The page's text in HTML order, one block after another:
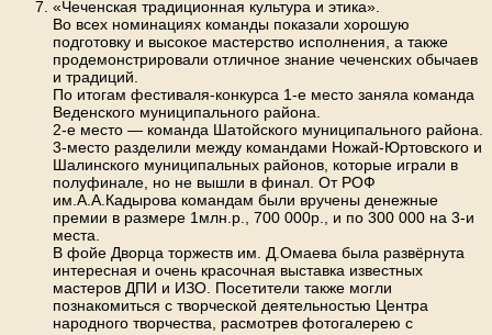
«Чеченская традиционная культура и этика».
Во всех номинациях команды показали хорошую
подготовку и высокое мастерство исполнения, а также
продемонстрировали отличное знание чеченских обычаев
и традиций.
По итогам фестиваля-конкурса 1-е место заняла команда
Веденского муниципального района.
2-е место — команда Шатойского муниципального района.
3-место разделили между командами Ножай-Юртовского и
Шалинского муниципальных районов, которые играли в
полуфинале, но не вышли в финал. От РОФ
им.А.А.Кадырова командам были вручены денежные
премии в размере 1млн.р., 700 000р., и по 300 000 на 3-и
места.
В фойе Дворца торжеств им. Д.Омаева была развёрнута
интересная и очень красочная выставка известных
мастеров ДПИ и ИЗО. Посетители также могли
познакомиться с творческой деятельностью Центра
народного творчества, расмотрев фотогалерею с